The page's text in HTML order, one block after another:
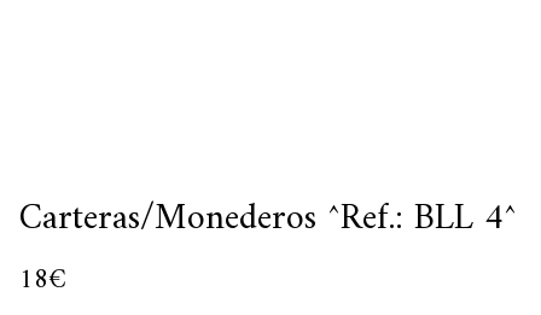
Carteras/Monederos ^Ref.: BLL 4^
18€